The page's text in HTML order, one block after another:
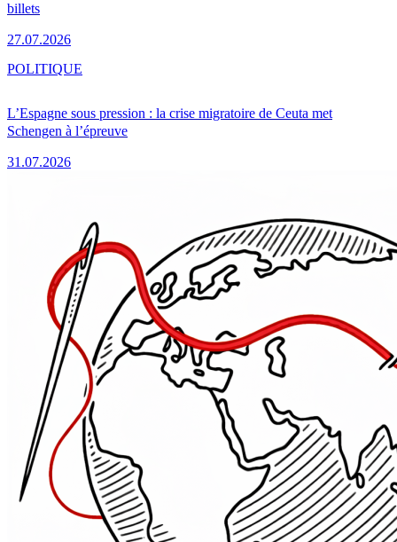
billets
27.07.2026
L’Espagne sous pression : la crise migratoire de Ceuta met
Schengen à l’épreuve
31.07.2026
POLITIQUE